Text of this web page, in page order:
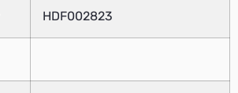
HDF002823